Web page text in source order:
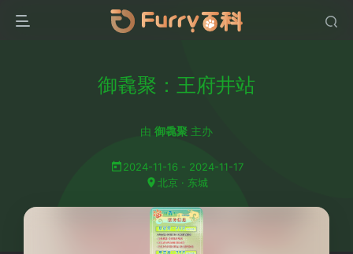
御毳聚：王府井站
由 御毳聚 主办
2024-11-16 - 2024-11-17
北京 · 东城